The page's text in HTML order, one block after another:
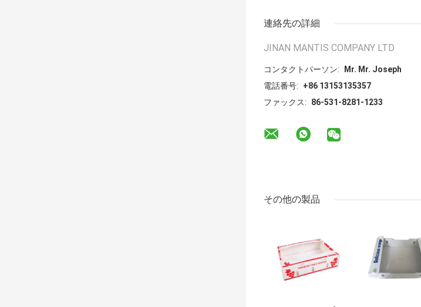
連絡先の詳細
JINAN MANTIS COMPANY LTD
コンタクトパーソン:
Mr. Mr. Joseph
電話番号:
+86 13153135357
ファックス:
86-531-8281-1233
その他の製品